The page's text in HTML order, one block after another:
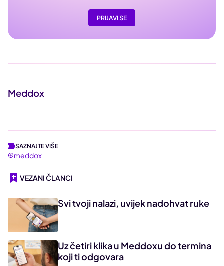
PRIJAVI SE
Meddox
SAZNAJTE VIŠE
meddox
VEZANI ČLANCI
Svi tvoji nalazi, uvijek nadohvat ruke
Uz četiri klika u Meddoxu do termina
koji ti odgovara